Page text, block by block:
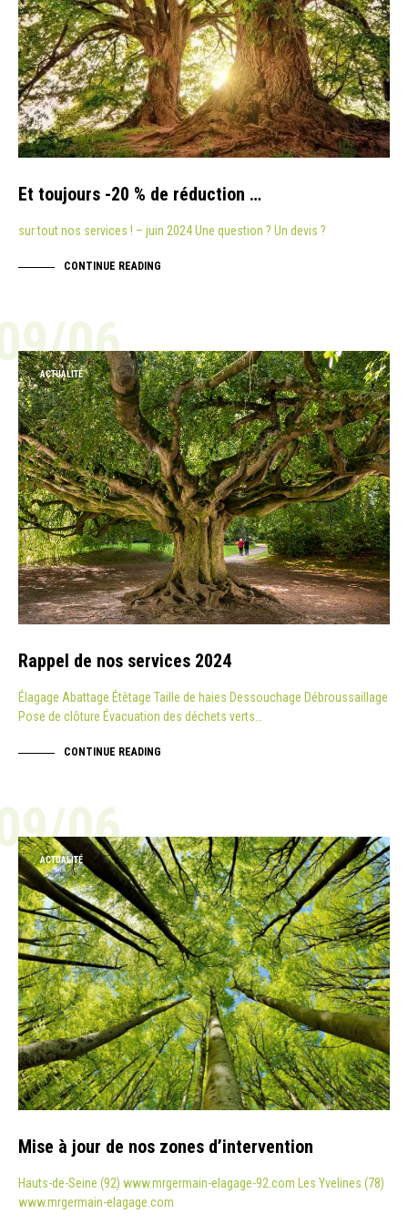
Et toujours -20 % de réduction …
sur tout nos services ! – juin 2024 Une question ? Un devis ?
CONTINUE READING
06
ACTUALITÉ
Rappel de nos services 2024
Élagage Abattage Étêtage Taille de haies Dessouchage Débroussaillage
Pose de clôture Évacuation des déchets verts…
CONTINUE READING
06
ACTUALITÉ
Mise à jour de nos zones d’intervention
Hauts-de-Seine (92) www.mrgermain-elagage-92.com Les Yvelines (78)
www.mrgermain-elagage.com